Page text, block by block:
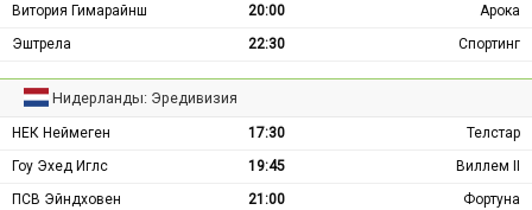
Витория Гимарайнш
20:00
Арока
Эштрела
22:30 Спортинг
Нидерланды: Эредивизия
НЕК Неймеген 17:30
Телстар
Гоу Эхед Иглс
19:45
Виллем II
ПСВ Эйндховен
21:00
Фортуна